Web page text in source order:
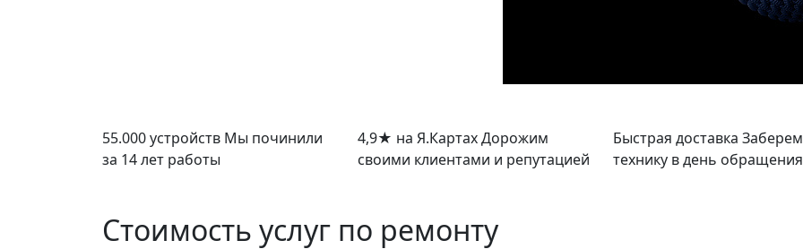
55.000 устройств Мы починили
за 14 лет работы
4,9★ на Я.КартахДорожим
своими клиентами и репутацией
Быстрая доставка Заберем
технику в день обращения
Стоимость услуг по ремонту